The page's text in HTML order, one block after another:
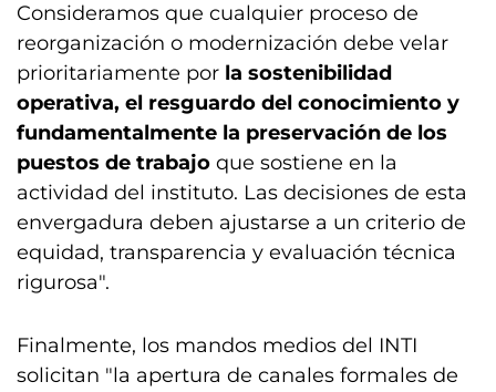
Consideramos que cualquier proceso de
reorganización o modernización debe velar
prioritariamente por la sostenibilidad
operativa, el resguardo del conocimiento y
fundamentalmente la preservación de los
puestos de trabajo que sostiene en la
actividad del instituto. Las decisiones de esta
envergadura deben ajustarse a un criterio de
equidad, transparencia y evaluación técnica
rigurosa".
Finalmente, los mandos medios del INTI
solicitan "la apertura de canales formales de